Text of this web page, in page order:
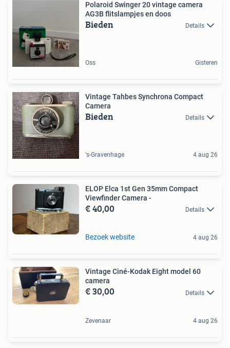
Polaroid Swinger 20 vintage camera
AG3B flitslampjes en doos
Bieden Details
Oss Gisteren
Vintage Tahbes Synchrona Compact
Camera
Bieden Details
's-Gravenhage 4 aug 26
ELOP Elca 1st Gen 35mm Compact
Viewfinder Camera -
€ 40,00 Details
Bezoek website 4 aug 26
Vintage Ciné-Kodak Eight model 60
camera
€ 30,00 Details
Zevenaar 4 aug 26